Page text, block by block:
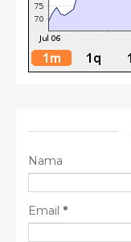
Nama
Email *